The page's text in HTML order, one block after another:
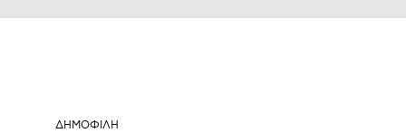
ΔΗΜΟΦΙΛΉ